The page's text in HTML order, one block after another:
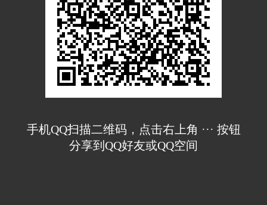
手机QQ扫描二维码，点击右上角 ··· 按钮
分享到QQ好友或QQ空间